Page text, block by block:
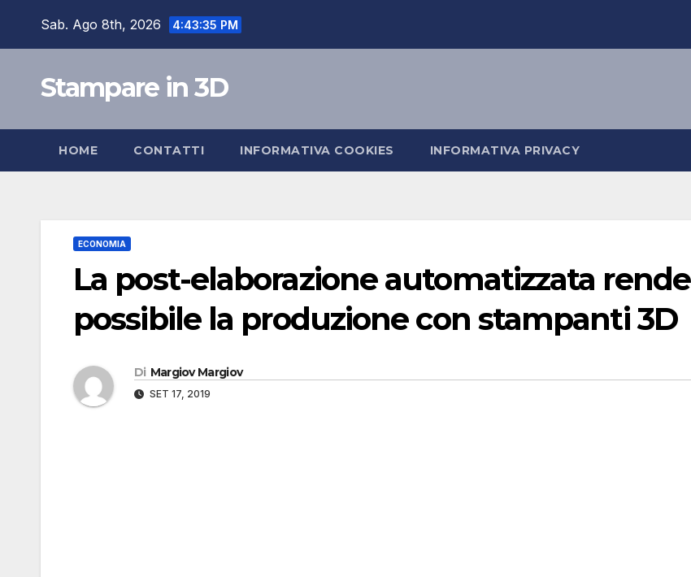
Sab. Ago 8th, 2026 4:43:36 PM
Stampare in 3D
HOME CONTATTI INFORMATIVA COOKIES INFORMATIVA PRIVACY
ECONOMIA
La post-elaborazione automatizzata rende
possibile la produzione con stampanti 3D
Di Margiov Margiov
SET 17, 2019